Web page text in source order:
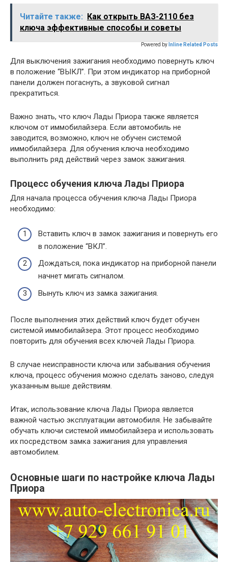
Читайте также: Как открыть ВАЗ-2110 без
ключа эффективные способы и советы
Powered by Inline Related Posts
Для выключения зажигания необходимо повернуть ключ
в положение “ВЫКЛ”. При этом индикатор на приборной
панели должен погаснуть, а звуковой сигнал
прекратиться.
Важно знать, что ключ Лады Приора также является
ключом от иммобилайзера. Если автомобиль не
заводится, возможно, ключ не обучен системой
иммобилайзера. Для обучения ключа необходимо
выполнить ряд действий через замок зажигания.
Процесс обучения ключа Лады Приора
Для начала процесса обучения ключа Лады Приора
необходимо:
Вставить ключ в замок зажигания и повернуть его
в положение “ВКЛ”.
Дождаться, пока индикатор на приборной панели
начнет мигать сигналом.
Вынуть ключ из замка зажигания.
После выполнения этих действий ключ будет обучен
системой иммобилайзера. Этот процесс необходимо
повторить для обучения всех ключей Лады Приора.
В случае неисправности ключа или забывания обучения
ключа, процесс обучения можно сделать заново, следуя
указанным выше действиям.
Итак, использование ключа Лады Приора является
важной частью эксплуатации автомобиля. Не забывайте
обучать ключи системой иммобилайзера и использовать
их посредством замка зажигания для управления
автомобилем.
Основные шаги по настройке ключа Лады
Приора